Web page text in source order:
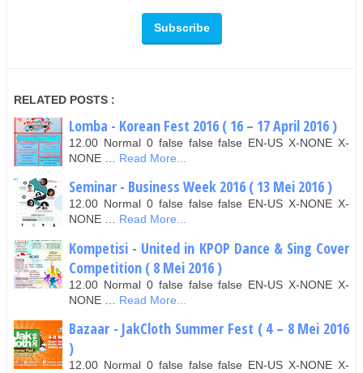
RELATED POSTS :
Lomba - Korean Fest 2016 ( 16 – 17 April 2016 )
12.00 Normal 0 false false false EN-US X-NONE X-
NONE …
Read More...
Seminar - Business Week 2016 ( 13 Mei 2016 )
12.00 Normal 0 false false false EN-US X-NONE X-
NONE …
Read More...
Kompetisi - United in KPOP Dance & Sing Cover
Competition ( 8 Mei 2016 )
12.00 Normal 0 false false false EN-US X-NONE X-
NONE …
Read More...
Bazaar - JakCloth Summer Fest ( 4 – 8 Mei 2016
)
12.00 Normal 0 false false false EN-US X-NONE X-